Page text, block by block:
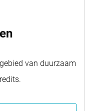
van duurzaam